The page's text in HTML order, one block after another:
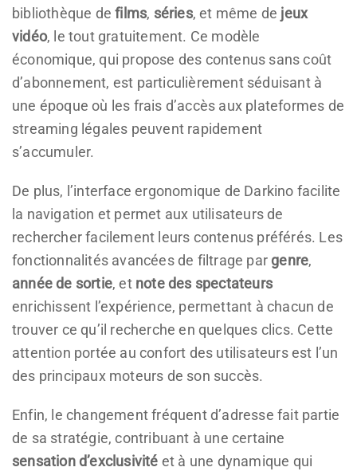
bibliothèque defilms, séries, et même de jeux
vidéo, le tout gratuitement. Ce modèle
économique, qui propose des contenus sans coût
d’abonnement, est particulièrement séduisant à
une époque où les frais d’accès aux plateformes de
streaming légales peuvent rapidement
s’accumuler.
De plus, l’interface ergonomique de Darkino facilite
la navigation et permet aux utilisateurs de
rechercher facilement leurs contenus préférés. Les
fonctionnalités avancées de filtrage par genre,
année de sortie, et note des spectateurs
enrichissent l’expérience, permettant à chacun de
trouver ce qu’il recherche en quelques clics. Cette
attention portée au confort des utilisateurs est l’un
des principaux moteurs de son succès.
Enfin, le changement fréquent d’adresse fait partie
de sa stratégie, contribuant à une certaine
sensation d’exclusivité et à une dynamique qui